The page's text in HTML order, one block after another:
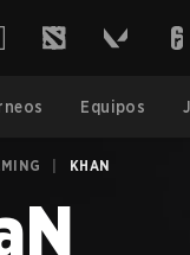
Equipos
KHAN